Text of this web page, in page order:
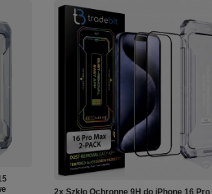
2x Szkło Ochronne 9H do iPhone 16 Pro